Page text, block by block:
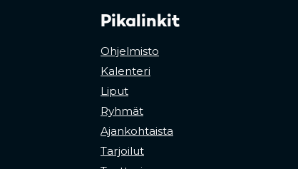
Pikalinkit
Ohjelmisto
Kalenteri
Liput
Ryhmät
Ajankohtaista
Tarjoilut